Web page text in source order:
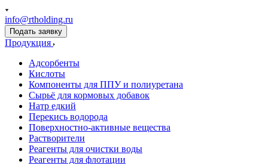
info@rtholding.ru
Подать заявку
Продукция
Адсорбенты
Кислоты
Компоненты для ППУ и полиуретана
Сырьё для кормовых добавок
Натр едкий
Перекись водорода
Поверхностно-активные вещества
Растворители
Реагенты для очистки воды
Реагенты для флотации